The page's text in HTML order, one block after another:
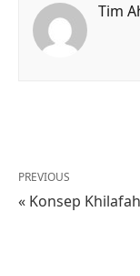
Tim
PREVIOUS
« Konsep